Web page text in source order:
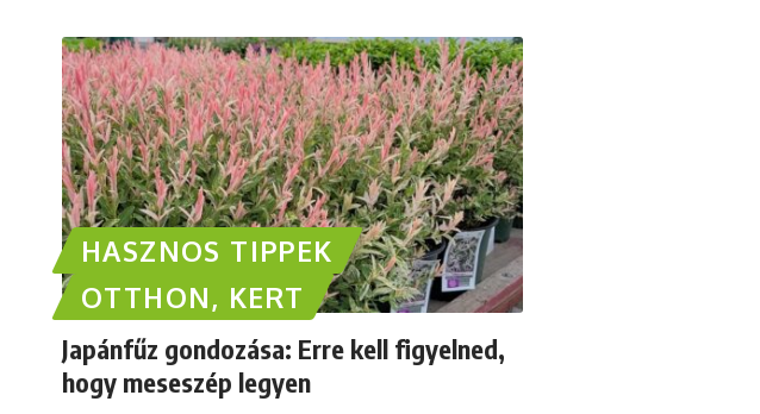
HASZNOS TIPPEK
OTTHON, KERT
Japánfűz gondozása: Erre kell figyelned,
hogy meseszép legyen